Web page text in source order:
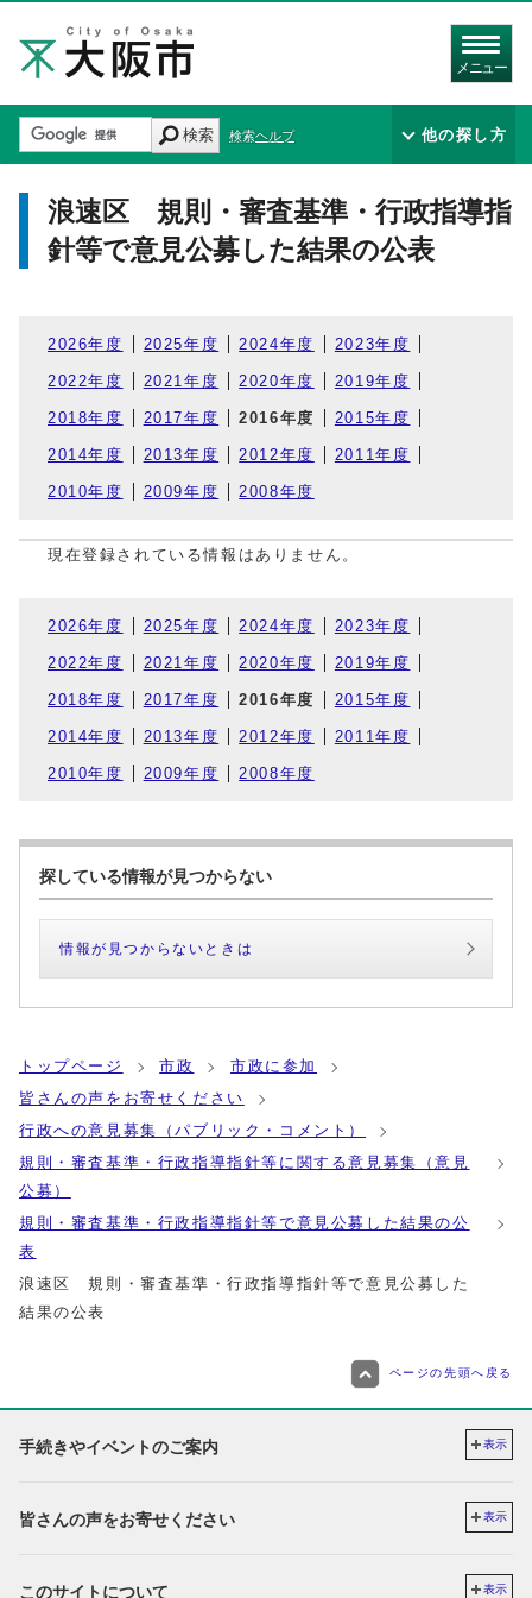
メニュー
検索 検索ヘルプ 他の探し方
浪速区 規則・審査基準・行政指導指
針等で意見公募した結果の公表
2026年度 2025年度 2024年度 2023年度
2022年度 2021年度 2020年度 2019年度
2018年度 2017年度 2016年度 2015年度
2014年度 2013年度 2012年度 2011年度
2010年度 2009年度 2008年度
現在登録されている情報はありません。
2026年度 2025年度 2024年度 2023年度
2022年度 2021年度 2020年度 2019年度
2018年度 2017年度 2016年度 2015年度
2014年度 2013年度 2012年度 2011年度
2010年度 2009年度 2008年度
探している情報が見つからない
情報が見つからないときは
トップページ 市政
市政に参加
皆さんの声をお寄せください
行政への意見募集（パブリック・コメント）
規則・審査基準・行政指導指針等に関する意見募集（意見
公募）
規則・審査基準・行政指導指針等で意見公募した結果の公
表
浪速区 規則・審査基準・行政指導指針等で意見公募した
結果の公表
ページの先頭へ戻る
手続きやイベントのご案内 表示
皆さんの声をお寄せください 表示
このサイトについて 表示